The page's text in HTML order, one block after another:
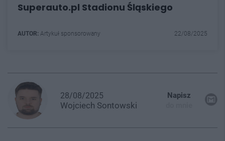
Superauto.pl Stadionu Śląskiego
AUTOR: Artykuł sponsorowany 22/08/2025
28/08/2025
Wojciech Sontowski
Napisz